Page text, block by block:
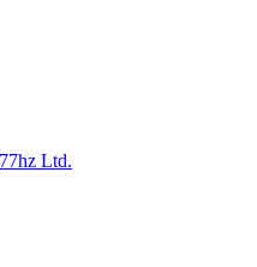
77hz Ltd.